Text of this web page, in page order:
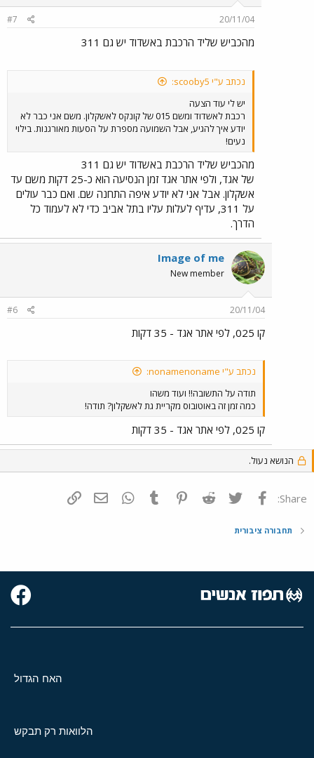
20/11/04
#7
מהכביש שליד הרכבת באשדוד יש גם 311
נכתב ע"י scooby5:
יש לי עוד הצעה
רכבת לאשדוד ומשם 015 של קונקס לאשקלון. משם אני כבר לא
יודע איך להגיע, אבל השמועה מספרת על הסעות מאורגנות. בילוי
נעים!
מהכביש שליד הרכבת באשדוד יש גם 311
של אגד, ולפי אתר אגד זמן הנסיעה הוא כ-25 דקות משם עד
אשקלון. אבל אני לא יודע איפה התחנה שם. ואם כבר עולים
על 311, עדיף לעלות עליו בתל אביב כדי לא לעמוד כל
הדרך.
Image of me
New member
20/11/04
#6
קו 025, לפי אתר אגד - 35 דקות
נכתב ע"י nonamenoname:
תודה על התשובה!! ועוד משהו
כמה זמן זה באוטובוס מקריית גת לאשקלון? תודה!
קו 025, לפי אתר אגד - 35 דקות
הנושא נעול.
Share: פייסבוק Twitter
Reddit
Pinterest
Tumblr
WhatsAppדואר אלקטרוני
תחבורה ציבורית
האח הגדול
הלוואות רק תבקש